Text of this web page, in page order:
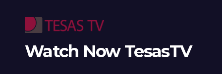
Watch Now TesasTV